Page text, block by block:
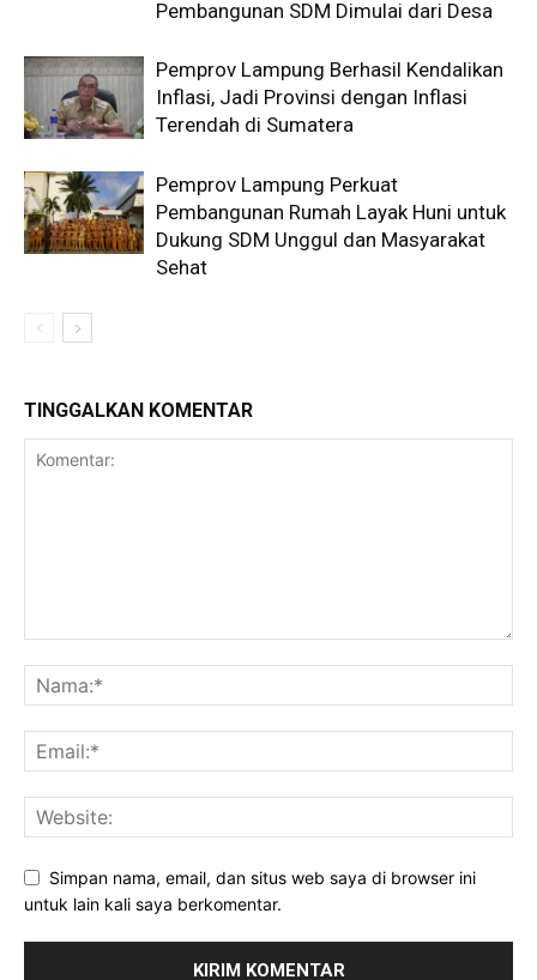
Pembangunan SDM Dimulai dari Desa
Pemprov Lampung Berhasil Kendalikan
Inflasi, Jadi Provinsi dengan Inflasi
Terendah di Sumatera
Pemprov Lampung Perkuat
Pembangunan Rumah Layak Huni untuk
Dukung SDM Unggul dan Masyarakat
Sehat
TINGGALKAN KOMENTAR
Simpan nama, email, dan situs web saya di browser ini
untuk lain kali saya berkomentar.